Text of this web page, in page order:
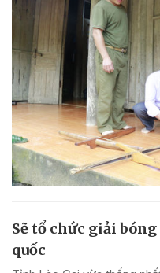
Sẽ tổ chức giải
quốc